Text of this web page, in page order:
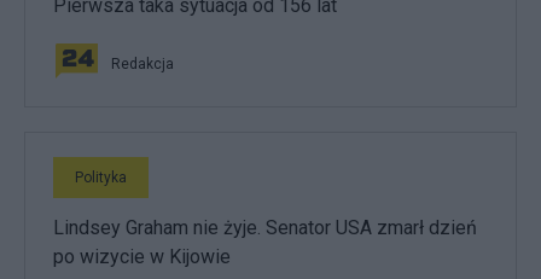
Pierwsza taka sytuacja od 156 lat
Redakcja
Polityka
Lindsey Graham nie żyje. Senator USA zmarł dzień
po wizycie w Kijowie